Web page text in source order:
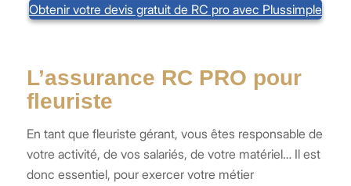
Obtenir votre devis gratuit de RC pro avec Plussimple
L’assurance RC PRO pour
fleuriste
En tant que fleuriste gérant, vous êtes responsable de
votre activité, de vos salariés, de votre matériel… Il est
donc essentiel, pour exercer votre métier